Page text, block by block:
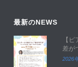
最新のNEWS
【
差が
2026